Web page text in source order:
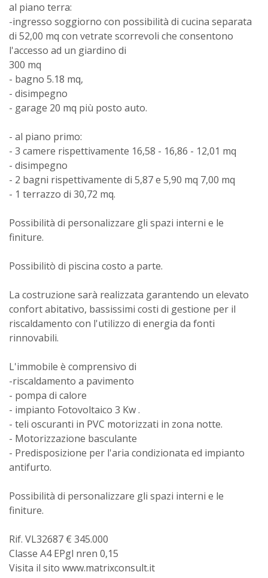
al piano terra:
-ingresso soggiorno con possibilità di cucina separata
di 52,00 mq con vetrate scorrevoli che consentono
l'accesso ad un giardino di
300 mq
- bagno 5.18 mq,
- disimpegno
- garage 20 mq più posto auto.
- al piano primo:
- 3 camere rispettivamente 16,58 - 16,86 - 12,01 mq
- disimpegno
- 2 bagni rispettivamente di 5,87 e 5,90 mq 7,00 mq
- 1 terrazzo di 30,72 mq.
Possibilità di personalizzare gli spazi interni e le
finiture.
Possibilitò di piscina costo a parte.
La costruzione sarà realizzata garantendo un elevato
confort abitativo, bassissimi costi di gestione per il
riscaldamento con l'utilizzo di energia da fonti
rinnovabili.
L'immobile è comprensivo di
-riscaldamento a pavimento
- pompa di calore
- impianto Fotovoltaico 3 Kw .
- teli oscuranti in PVC motorizzati in zona notte.
- Motorizzazione basculante
- Predisposizione per l'aria condizionata ed impianto
antifurto.
Possibilità di personalizzare gli spazi interni e le
finiture.
Rif. VL32687 € 345.000
Classe A4 EPgl nren 0,15
Visita il sito www.matrixconsult.it